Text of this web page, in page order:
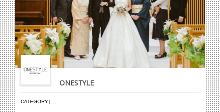
ONESTYLE
CATEGORY）